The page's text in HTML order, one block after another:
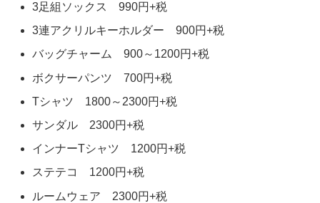
3足組ソックス 990円+税
3連アクリルキーホルダー 900円+税
バッグチャーム 900～1200円+税
ボクサーパンツ 700円+税
Tシャツ 1800～2300円+税
サンダル 2300円+税
インナーTシャツ 1200円+税
ステテコ 1200円+税
ルームウェア 2300円+税